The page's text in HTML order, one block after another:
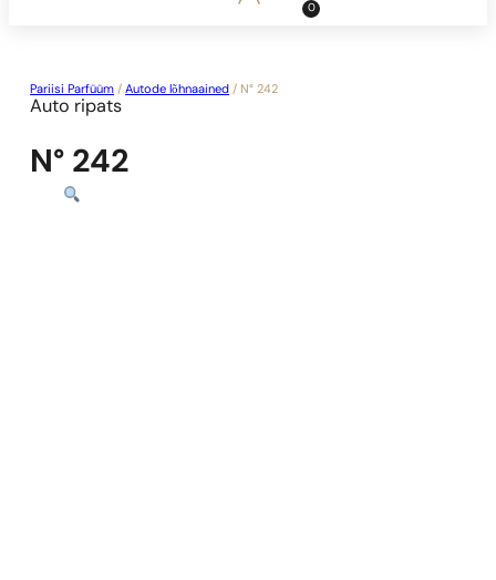
0
Pariisi Parfüüm /Autode lõhnaained / N° 242
Auto ripats
N° 242